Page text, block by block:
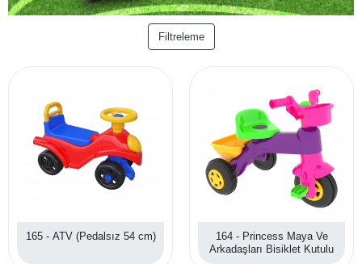
Filtreleme
165 - ATV (Pedalsız 54 cm)
164 - Princess Maya Ve
Arkadaşları Bisiklet Kutulu